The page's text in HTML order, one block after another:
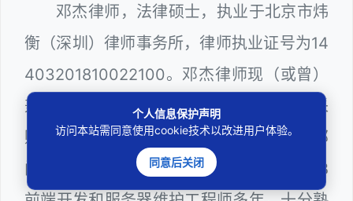
邓杰律师，法律硕士，执业于北京市炜
衡（深圳）律师事务所，律师执业证号为14
403201810022100。邓杰律师现（或曾）
兼任深圳市人民政府听证员、深圳市政府采
购评审专家（法律类），深圳市某区政府部
门公职律师、计算机信息网络安全员、WEB
个人信息保护声明
访问本站需同意使用cookie技术以改进用户体验。
同意后关闭